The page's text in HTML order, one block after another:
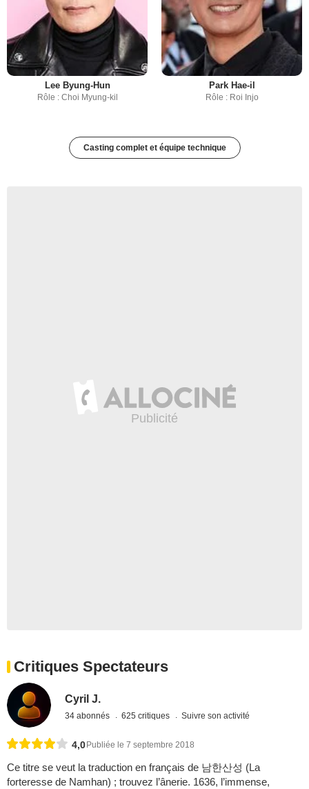
Lee Byung-Hun
Rôle : Choi Myung-kil
Park Hae-il
Rôle : Roi Injo
Casting complet et équipe technique
Critiques Spectateurs
Cyril J.
34 abonnés 625 critiques Suivre son activité
4,0Publiée le 7 septembre 2018
Ce titre se veut la traduction en français de 남한산성 (La
forteresse de Namhan) ; trouvez l’ânerie. 1636, l’immense,